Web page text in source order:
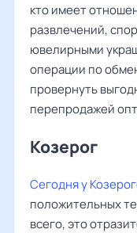
кто имеет
развлечений,
ювелирными
операции по
провернуть
перепродажей
Козерог
Сегодня у
положительных
всего, это